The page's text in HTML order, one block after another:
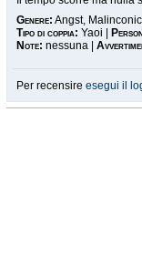
Genere: Angst,
Tipo di coppia: Yaoi |
Note: nessuna |
Per recensire esegui il